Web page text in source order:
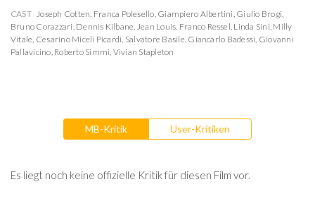
CAST Joseph Cotten, Franca Polesello, Giampiero Albertini, Giulio Brogi,
Bruno Corazzari, Dennis Kilbane, Jean Louis, Franco Ressel, Linda Sini, Milly
Vitale, Cesarino Miceli Picardi, Salvatore Basile, Giancarlo Badessi, Giovanni
Pallavicino, Roberto Simmi, Vivian Stapleton
MB-Kritik User-Kritiken
Es liegt noch keine offizielle Kritik für diesen Film vor.